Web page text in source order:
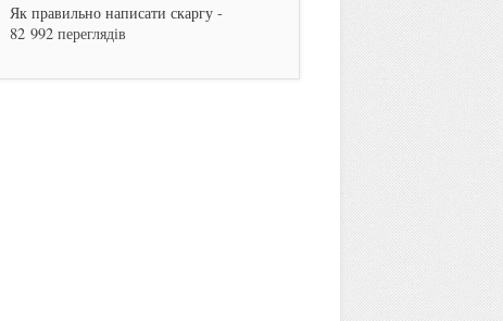
Як правильно написати скаргу-
82 992 переглядів